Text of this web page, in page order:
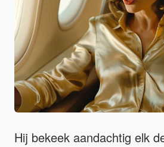
Hij bekeek aandachtig elk